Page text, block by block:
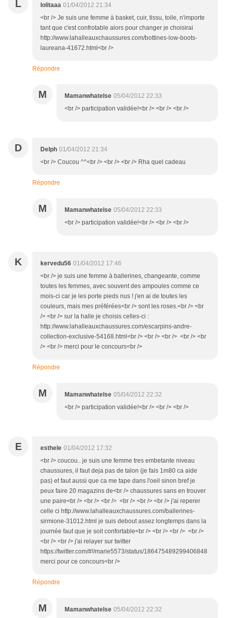
L lolitaaa 01/04/2012 21:34
<br /> Je suis une femme à basket, cuir, tissu, toile, n'importe
tant que c'est confrotable alors pour changer je choisirai
http://www.lahalleauxchaussures.com/bottines-low-boots-
laureana-41672.html<br />
Répondre
M Mamanwhatelse 05/04/2012 22:33
<br /> participation validée!<br /> <br /> <br />
D Delph 01/04/2012 21:34
<br /> Coucou ^^<br /> <br /> <br /> Rha quel cadeau
Répondre
M Mamanwhatelse 05/04/2012 22:33
<br /> participation validée!<br /> <br /> <br />
K kervedu56 01/04/2012 17:46
<br /> je suis une femme à ballerines, changeante, comme
toutes les femmes, avec souvent des ampoules comme ce
mois-ci car je les porte pieds nus ! j'en ai de toutes les
couleurs, mais mes préférées<br /> sont les roses.<br /> <br
/> <br /> sur la halle je choisis celles-ci :
http://www.lahalleauxchaussures.com/escarpins-andre-
collection-exclusive-54168.html<br /> <br /> <br /> <br /> <br
/> <br /> merci pour le concours<br />
Répondre
M Mamanwhatelse 05/04/2012 22:32
<br /> participation validée!<br /> <br /> <br />
E esthele 01/04/2012 17:32
<br /> coucou.. je suis une femme tres embetante niveau
chaussures, il faut deja pas de talon (je fais 1m80 ca aide
pas) et faut aussi que ca me tape dans l'oeil sinon bref je
peux faire 20 magazins de<br /> chaussures sans en trouver
une paire<br /> <br /> <br /> <br /> <br /> <br /> j'ai reperer
celle ci http://www.lahalleauxchaussures.com/ballerines-
sirmione-31012.html je suis debout assez longtemps dans la
journée faut que je soit confortable<br /> <br /> <br /> <br />
<br /> <br /> j'ai relayer sur twitter
https://twitter.com/#!/marie5573/status/186475489299406848
merci pour ce concours<br />
Répondre
M Mamanwhatelse 05/04/2012 22:32